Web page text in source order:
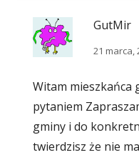
GutMir
21 marca,
Witam mieszkańca
pytaniem
gminy i do
twierdzisz że nie